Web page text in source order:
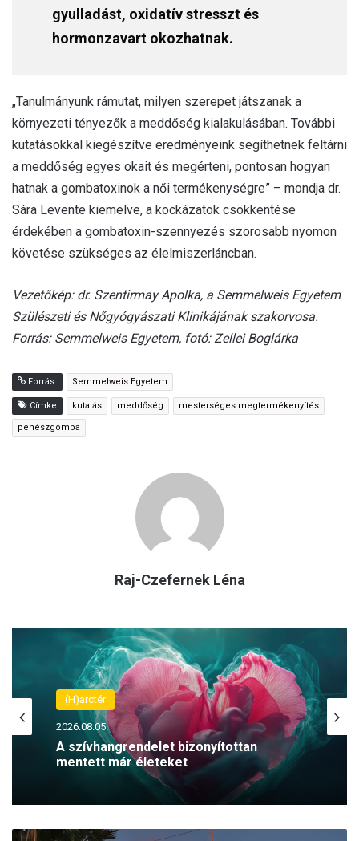
gyulladást, oxidatív stresszt és
hormonzavart okozhatnak.
„Tanulmányunk rámutat, milyen szerepet játszanak a
környezeti tényezők a meddőség kialakulásában. További
kutatásokkal kiegészítve eredményeink segíthetnek feltárni
a meddőség egyes okait és megérteni, pontosan hogyan
hatnak a gombatoxinok a női termékenységre” – mondja dr.
Sára Levente kiemelve, a kockázatok csökkentése
érdekében a gombatoxin-szennyezés szorosabb nyomon
követése szükséges az élelmiszerláncban.
Vezetőkép: dr. Szentirmay Apolka, a Semmelweis Egyetem
Szülészeti és Nőgyógyászati Klinikájának szakorvosa.
Forrás: Semmelweis Egyetem, fotó: Zellei Boglárka
Forrás: Semmelweis Egyetem
Címke kutatás meddőség mesterséges megtermékenyítés
penészgomba
Raj-Czefernek Léna
(H)arctér
2026.08.05.
A szívhangrendelet bizonyítottan
Családháló
2026.08.04.
Rontja a gyerekek írás- és számolási
használat